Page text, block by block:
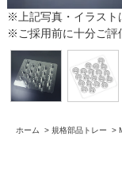
※上記写真・イ
※ご採用前に十分ご評
ホーム > 規格部品トレー >